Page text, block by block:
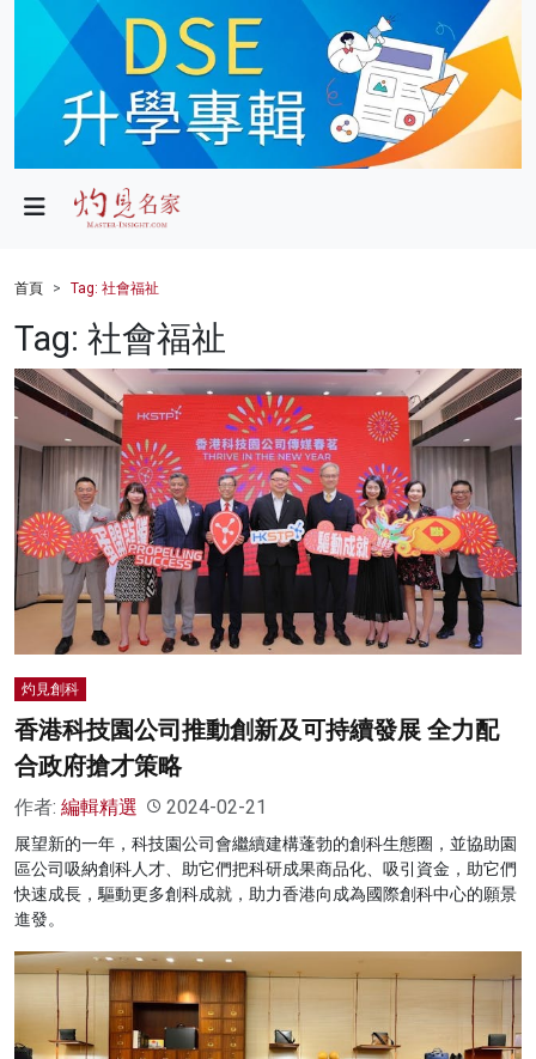
政局
財經
健康
商業
科技
影片
名家榜
灼見活動
首頁 Tag: 社會福祉
Tag: 社會福祉
灼見創科
香港科技園公司推動創新及可持續發展 全力配
合政府搶才策略
作者: 編輯精選 2024-02-21
展望新的一年，科技園公司會繼續建構蓬勃的創科生態圈，並協助園
區公司吸納創科人才、助它們把科研成果商品化、吸引資金，助它們
快速成長，驅動更多創科成就，助力香港向成為國際創科中心的願景
進發。